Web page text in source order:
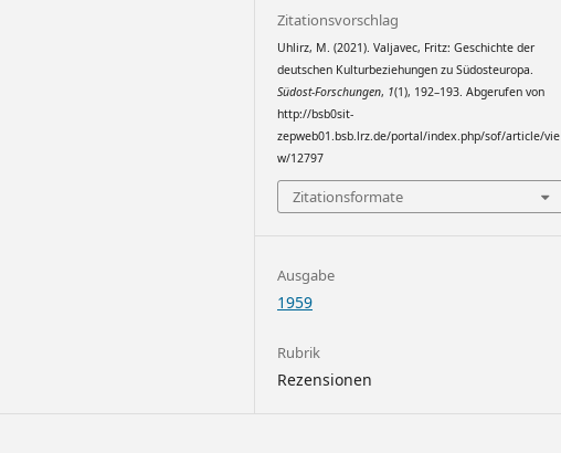
Zitationsvorschlag
Uhlirz, M. (2021). Valjavec, Fritz: Geschichte der
deutschen Kulturbeziehungen zu Südosteuropa.
Südost-Forschungen, 1(1), 192–193. Abgerufen von
http://bsb0sit-
zepweb01.bsb.lrz.de/portal/index.php/sof/article/vie
w/12797
Zitationsformate
Ausgabe
1959
Rubrik
Rezensionen